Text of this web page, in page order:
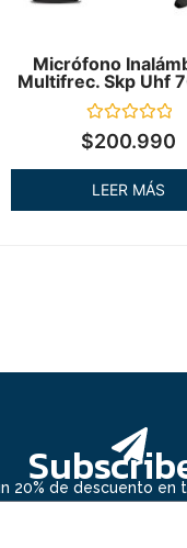
Micrófono
Multifrec. Skp Uhf
Valorado
en
de
5
$200.990
LEER MÁS
20% de descuento en